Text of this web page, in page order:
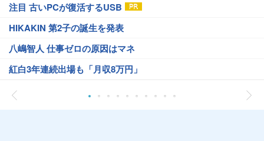
注目 古いPCが復活するUSB
HIKAKIN 第2子の誕生を発表
八嶋智人 仕事ゼロの原因はマネ
紅白3年連続出場も「月収8万円」